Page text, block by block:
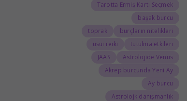
Tarotta Ermiş Kartı Seçmek
başak burcu
burçların nitelikleri
toprak
tutulma etkileri
usui reiki
Astrolojide Venüs
JAAS
Akrep burcunda Yeni Ay
Ay burcu
Astrolojk danışmanlık